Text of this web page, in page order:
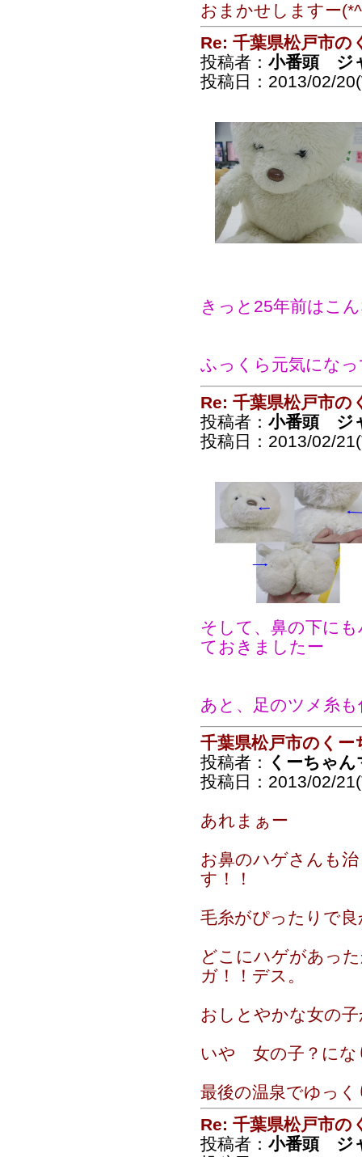
おまかせしますー
Re: 千葉県松戸市の
投稿者： 小番頭 ジ
投稿日：2013/02/
きっと25年前はこ
ふっくら元気にな
Re: 千葉県松戸市の
投稿者： 小番頭 ジ
投稿日：2013/02/
そして、鼻の下に
ておきましたー
あと、足のツメ糸
千葉県松戸市のくー
投稿者：
くーちゃん
投稿日：2013/02/
あれまぁー
お鼻のハゲさんも
す！！
毛糸がぴったりで
どこにハゲがあっ
ガ！！デス。
おしとやかな女の
いや 女の子？にな
最後の温泉でゆっ
Re: 千葉県松戸市の
投稿者： 小番頭 ジ